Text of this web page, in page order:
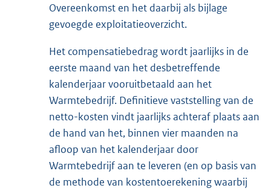
Overeenkomst en het daarbij als bijlage
gevoegde exploitatieoverzicht.
Het compensatiebedrag wordt jaarlijks in de
eerste maand van het desbetreffende
kalenderjaar vooruitbetaald aan het
Warmtebedrijf. Definitieve vaststelling van de
netto-kosten vindt jaarlijks achteraf plaats aan
de hand van het, binnen vier maanden na
afloop van het kalenderjaar door
Warmtebedrijf aan te leveren (en op basis van
de methode van kostentoerekening waarbij